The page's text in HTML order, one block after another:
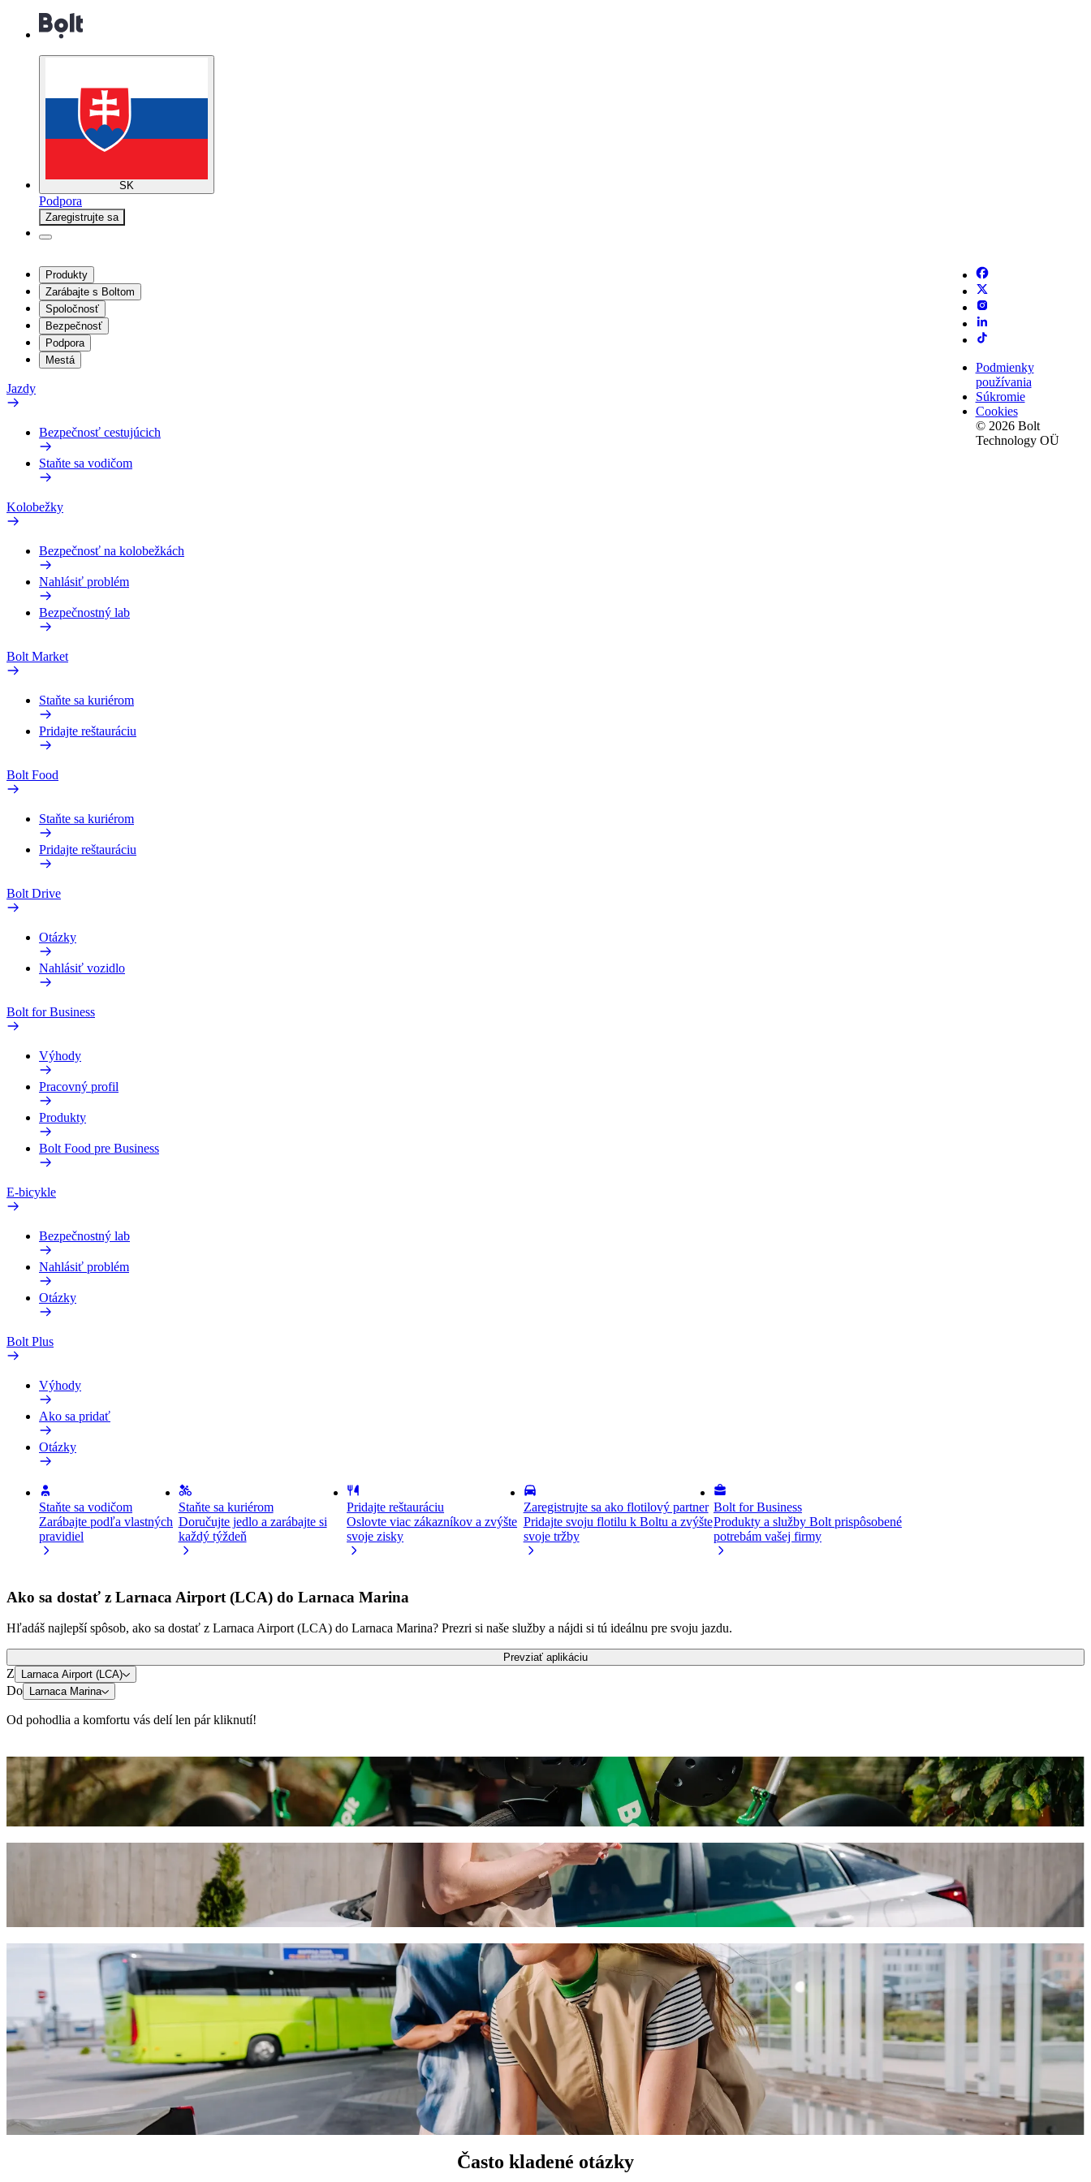
SK
Podpora
Zaregistrujte sa
Produkty
Zarábajte s Boltom
Spoločnosť
Bezpečnosť
Podpora
Mestá
Jazdy
Bezpečnosť cestujúcich
Staňte sa vodičom
Kolobežky
Bezpečnosť na kolobežkách
Nahlásiť problém
Bezpečnostný lab
Bolt Market
Staňte sa kuriérom
Pridajte reštauráciu
Bolt Food
Staňte sa kuriérom
Pridajte reštauráciu
Bolt Drive
Otázky
Nahlásiť vozidlo
Bolt for Business
Výhody
Pracovný profil
Produkty
Bolt Food pre Business
E-bicykle
Bezpečnostný lab
Nahlásiť problém
Otázky
Bolt Plus
Výhody
Ako sa pridať
Otázky
Staňte sa vodičom
Zarábajte podľa vlastných
pravidiel
Staňte sa kuriérom
Doručujte jedlo a zarábajte si
každý týždeň
Pridajte reštauráciu
Oslovte viac zákazníkov a zvýšte
svoje zisky
Zaregistrujte sa ako flotilový partner
Pridajte svoju flotilu k Boltu a zvýšte
svoje tržby
Bolt for Business
Produkty a služby Bolt prispôsobené
potrebám vašej firmy
Podmienky
používania
Súkromie
Cookies
© 2026 Bolt
Technology OÜ
Ako sa dostať z Larnaca Airport (LCA) do Larnaca Marina
Hľadáš najlepší spôsob, ako sa dostať z Larnaca Airport (LCA) do Larnaca Marina? Prezri si naše služby a nájdi si tú ideálnu pre svoju jazdu.
Prevziať aplikáciu
Z Larnaca Airport (LCA)
Do Larnaca Marina
Od pohodlia a komfortu vás delí len pár kliknutí!
Kolobežky alebo e-bicykle
Pohybuj sa po meste Larnaka na kolobežkách alebo e-bicykloch
Stiahni si Bolt appku
Odveź sa z Larnaca Airport (LCA) do Larnaca Marina s odvozom autom Bolt
Ak hľadáš najlepšiu cenu na cestu do Larnaca Marina, odporúčame vybrať si odvoz autom Bolt. Pri jazde s Boltom bude táto cesta trvať približne 12 min a bude stáť približne 19,00 € EUR. Máme pre teba
ideálne vozidlo na každú príležitosť.
Služby Bolt, ktoré ťa odvezmú z Larnaca Airport (LCA) do Larnaca Marina
Veľa batožiny? Rezervuj si naše vozidlá XL až pre 6 osôb.
Potrebuješ prísť vo veľkom štýle? Vyskúšaj prémiové vozidlá Bolt.
Cestuješ s deťmi? Objednaj si jazdu vhodnú pre deti s podsedákom.
Ide s tebou tvoj miláčik? Vyskúšaj naše jazdy vhodné pre domáce zvieratá.
Potrebuješ extra pomoc? Naša kategória asistenčných vozidiel ponúka bezbariérové vozidlá (WAV).
Cenovo dostupné jazdy? Užívaj si kompaktné vozidlá za nižšiu cenu so základnými modelmi Bolt (Basic).
Stiahni si Bolt appku
Často kladené otázky